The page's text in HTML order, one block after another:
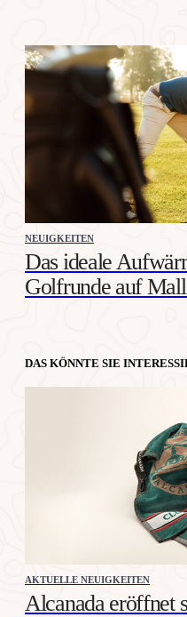
NEUIGKEITEN
Das ideale
Golfrunde auf
DAS KÖNNTE SIE
AKTUELLE NEUIGKEITEN
Alcanada eröffnet